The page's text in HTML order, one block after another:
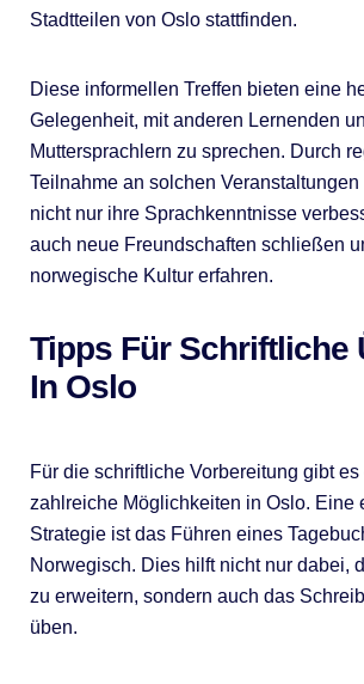
Stadtteilen von Oslo stattfinden.
Diese informellen Treffen bieten eine
Gelegenheit, mit anderen Lernenden
Muttersprachlern zu sprechen. Durch
Teilnahme an solchen
nicht nur ihre Sprachkenntnisse
auch neue Freundschaften schließen
norwegische Kultur erfahren.
Tipps Für Schriftliche
In Oslo
Für die schriftliche Vorbereitung gibt
zahlreiche Möglichkeiten in Oslo. Eine
Strategie ist das Führen eines
Norwegisch. Dies hilft nicht nur dabei,
zu erweitern, sondern auch das
üben.